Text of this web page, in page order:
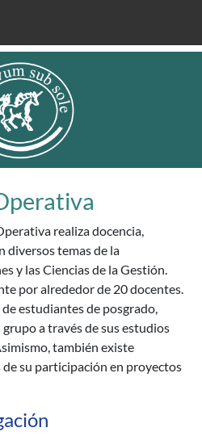
realiza docencia,
diversos temas de la
y las Ciencias de la Gestión.
por alrededor de 20 docentes.
estudiantes de posgrado,
a través de sus estudios
también existe
su participación en proyectos